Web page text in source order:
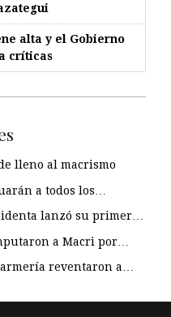
alta y el Gobierno
críticas
lleno al macrismo
a todos los…
lanzó su primer…
a Macri por…
reventaron a…